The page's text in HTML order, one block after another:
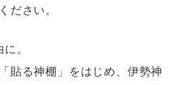
ださい。
。
貼る神棚」をはじめ、伊勢神